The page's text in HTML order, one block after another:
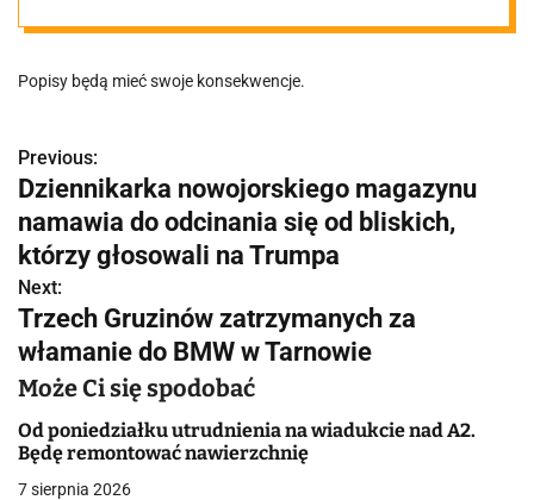
Poznania
Popisy będą mieć swoje konsekwencje.
N
a
w
i
g
a
c
j
Previous:
Dziennikarka nowojorskiego magazynu
namawia do odcinania się od bliskich,
którzy głosowali na Trumpa
Next:
Trzech Gruzinów zatrzymanych za
włamanie do BMW w Tarnowie
Może Ci się spodobać
Od poniedziałku utrudnienia na wiadukcie nad A2.
Będę remontować nawierzchnię
7 sierpnia 2026